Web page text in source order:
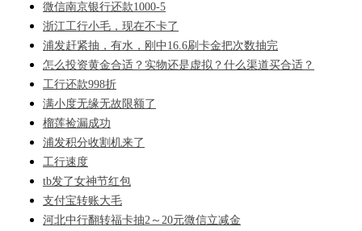
微信南京银行还款1000-5
浙江工行小毛，现在不卡了
浦发赶紧抽，有水，刚中16.6刷卡金把次数抽完
怎么投资黄金合适？实物还是虚拟？什么渠道买合适？
工行还款998折
满小度无缘无故限额了
榴莲捡漏成功
浦发积分收割机来了
工行速度
tb发了女神节红包
支付宝转账大毛
河北中行翻转福卡抽2～20元微信立减金